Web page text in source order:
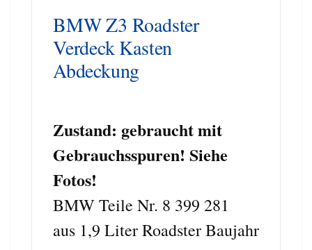
BMW Z3 Roadster
Verdeck Kasten
Abdeckung
Zustand: gebraucht mit
Gebrauchsspuren! Siehe
Fotos!
BMW Teile Nr. 8 399 281
aus 1,9 Liter Roadster Baujahr